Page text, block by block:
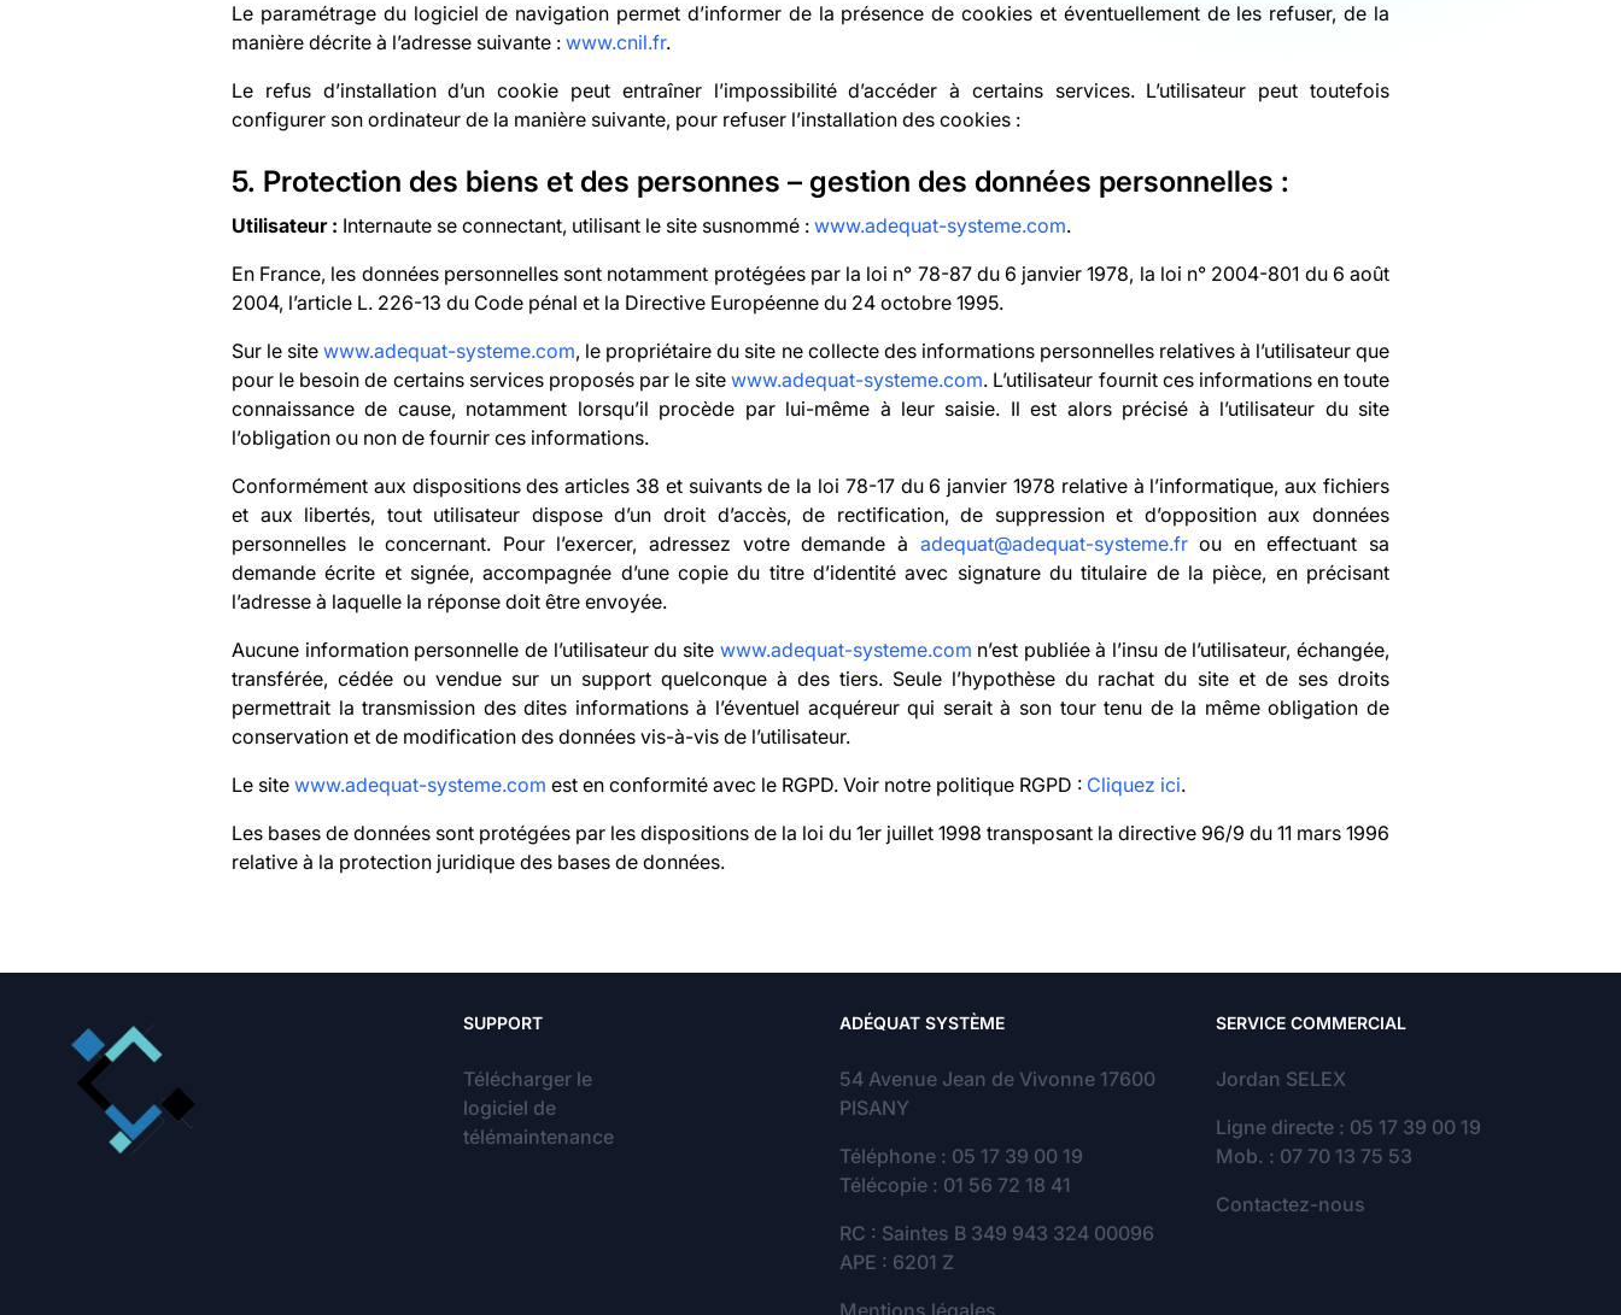
Le paramétrage du logiciel de navigation permet d’informer de la présence de cookies et éventuellement de les refuser, de la
manière décrite à l’adresse suivante : www.cnil.fr.
Le refus d’installation d’un cookie peut entraîner l’impossibilité d’accéder à certains services. L’utilisateur peut toutefois
configurer son ordinateur de la manière suivante, pour refuser l’installation des cookies :
5. Protection des biens et des personnes – gestion des données personnelles :
Utilisateur : Internaute se connectant, utilisant le site susnommé : www.adequat-systeme.com.
En France, les données personnelles sont notamment protégées par la loi n° 78-87 du 6 janvier 1978, la loi n° 2004-801 du 6 août
2004, l’article L. 226-13 du Code pénal et la Directive Européenne du 24 octobre 1995.
Sur le sitewww.adequat-systeme.com, le propriétaire du site ne collecte des informations personnelles relatives à l’utilisateur que
pour le besoin de certains services proposés par le sitewww.adequat-systeme.com. L’utilisateur fournit ces informations en toute
connaissance de cause, notamment lorsqu’il procède par lui-même à leur saisie. Il est alors précisé à l’utilisateur du site
l’obligation ou non de fournir ces informations.
Conformément aux dispositions des articles 38 et suivants de la loi 78-17 du 6 janvier 1978 relative à l’informatique, aux fichiers
et aux libertés, tout utilisateur dispose d’un droit d’accès, de rectification, de suppression et d’opposition aux données
personnelles le concernant. Pour l’exercer, adressez votre demande à adequat@adequat-systeme.frou en effectuant sa
demande écrite et signée, accompagnée d’une copie du titre d’identité avec signature du titulaire de la pièce, en précisant
l’adresse à laquelle la réponse doit être envoyée.
Aucune information personnelle de l’utilisateur du site www.adequat-systeme.com n’est publiée à l’insu de l’utilisateur, échangée,
transférée, cédée ou vendue sur un support quelconque à des tiers. Seule l’hypothèse du rachat du site et de ses droits
permettrait la transmission des dites informations à l’éventuel acquéreur qui serait à son tour tenu de la même obligation de
conservation et de modification des données vis-à-vis de l’utilisateur.
Le site www.adequat-systeme.com est en conformité avec le RGPD. Voir notre politique RGPD : Cliquez ici.
Les bases de données sont protégées par les dispositions de la loi du 1er juillet 1998 transposant la directive 96/9 du 11 mars 1996
relative à la protection juridique des bases de données.
SUPPORT
Télécharger le
logiciel de
télémaintenance
ADÉQUAT SYSTÈME
54 Avenue Jean de Vivonne 17600
PISANY
Téléphone : 05 17 39 00 19
Télécopie : 01 56 72 18 41
RC : Saintes B 349 943 324 00096
APE : 6201 Z
Mentions légales
SERVICE COMMERCIAL
Jordan SELEX
Ligne directe : 05 17 39 00 19
Mob. : 07 70 13 75 53
Contactez-nous